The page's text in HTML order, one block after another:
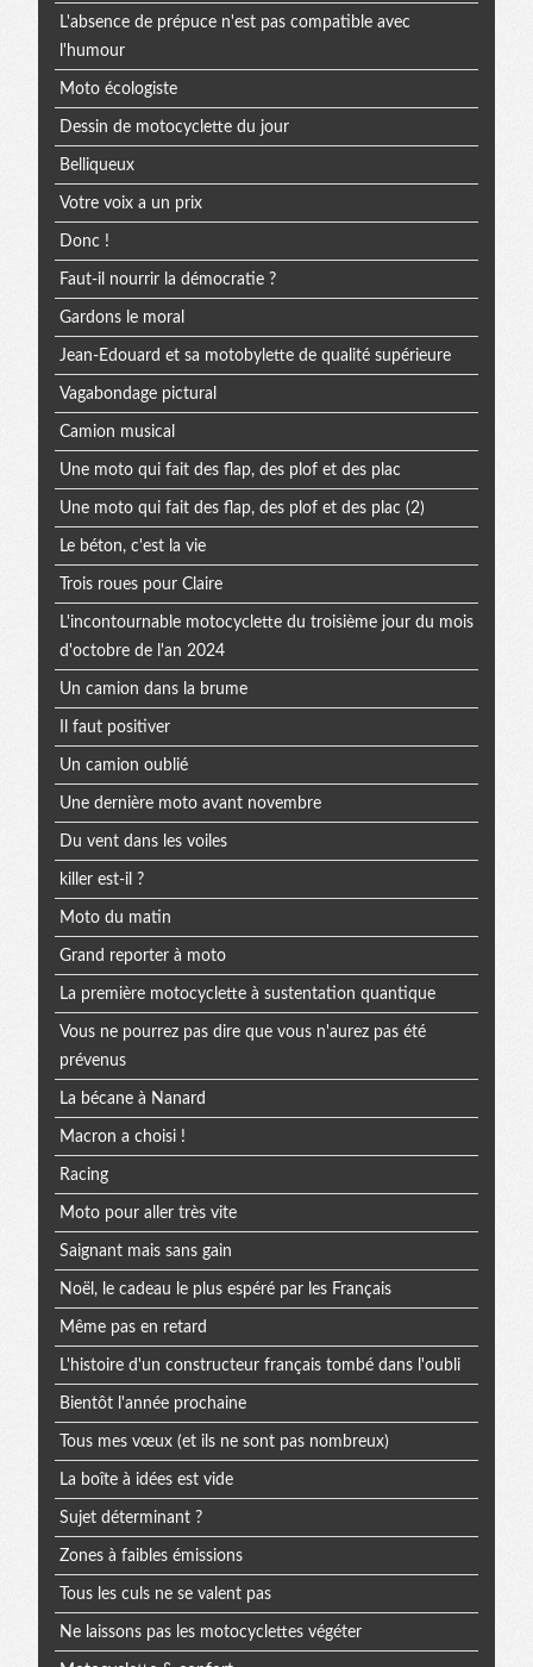
L'absence de prépuce n'est pas compatible avec
l'humour
Moto écologiste
Dessin de motocyclette du jour
Belliqueux
Votre voix a un prix
Donc !
Faut-il nourrir la démocratie ?
Gardons le moral
Jean-Edouard et sa motobylette de qualité supérieure
Vagabondage pictural
Camion musical
Une moto qui fait des flap, des plof et des plac
Une moto qui fait des flap, des plof et des plac (2)
Le béton, c'est la vie
Trois roues pour Claire
L'incontournable motocyclette du troisième jour du mois
d'octobre de l'an 2024
Un camion dans la brume
Il faut positiver
Un camion oublié
Une dernière moto avant novembre
Du vent dans les voiles
killer est-il ?
Moto du matin
Grand reporter à moto
La première motocyclette à sustentation quantique
Vous ne pourrez pas dire que vous n'aurez pas été
prévenus
La bécane à Nanard
Macron a choisi !
Racing
Moto pour aller très vite
Saignant mais sans gain
Noël, le cadeau le plus espéré par les Français
Même pas en retard
L'histoire d'un constructeur français tombé dans l'oubli
Bientôt l'année prochaine
Tous mes vœux (et ils ne sont pas nombreux)
La boîte à idées est vide
Sujet déterminant ?
Zones à faibles émissions
Tous les culs ne se valent pas
Ne laissons pas les motocyclettes végéter